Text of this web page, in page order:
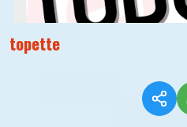
topette